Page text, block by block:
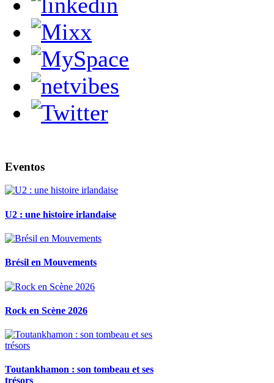
Eventos
U2 : une histoire irlandaise
Brésil en Mouvements
Rock en Scène 2026
Toutankhamon : son tombeau et ses
trésors